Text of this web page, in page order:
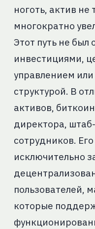
ноготь, актив не
многократно
Этот путь не был
инвестициями,
управлением
структурой. В
активов,
директора,
сотрудников.
исключительно
пользователей,
которые